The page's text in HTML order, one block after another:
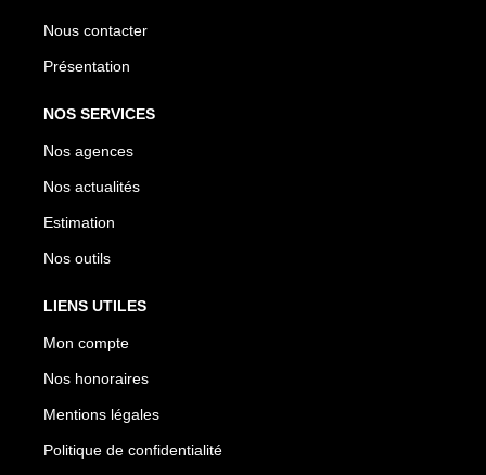
Nous contacter
Présentation
NOS SERVICES
Nos agences
Nos actualités
Estimation
Nos outils
LIENS UTILES
Mon compte
Nos honoraires
Mentions légales
Politique de confidentialité